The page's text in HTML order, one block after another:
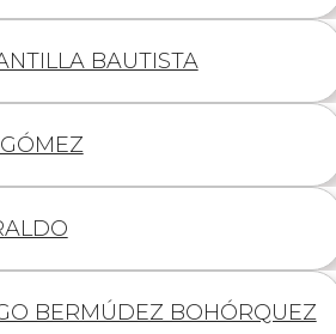
BAUTISTA
BERMÚDEZ BOHÓRQUEZ